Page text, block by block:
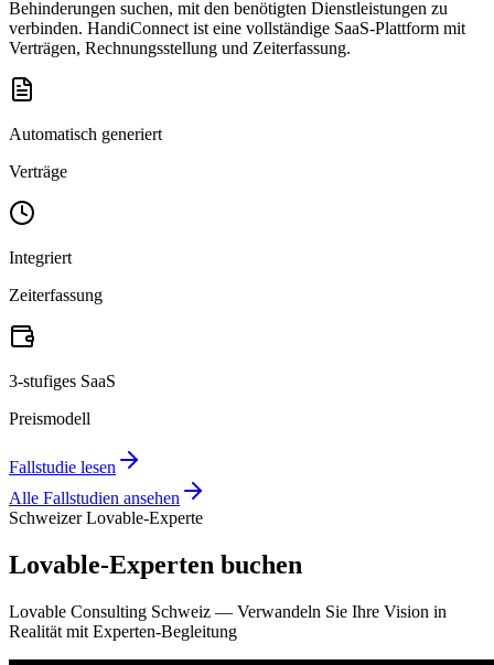
Behinderungen suchen, mit den benötigten Dienstleistungen zu
verbinden. HandiConnect ist eine vollständige SaaS-Plattform mit
Verträgen, Rechnungsstellung und Zeiterfassung.
Automatisch generiert
Verträge
Integriert
Zeiterfassung
3-stufiges SaaS
Preismodell
Fallstudie lesen
Alle Fallstudien ansehen
Schweizer Lovable-Experte
Lovable-Experten buchen
Lovable Consulting Schweiz — Verwandeln Sie Ihre Vision in
Realität mit Experten-Begleitung